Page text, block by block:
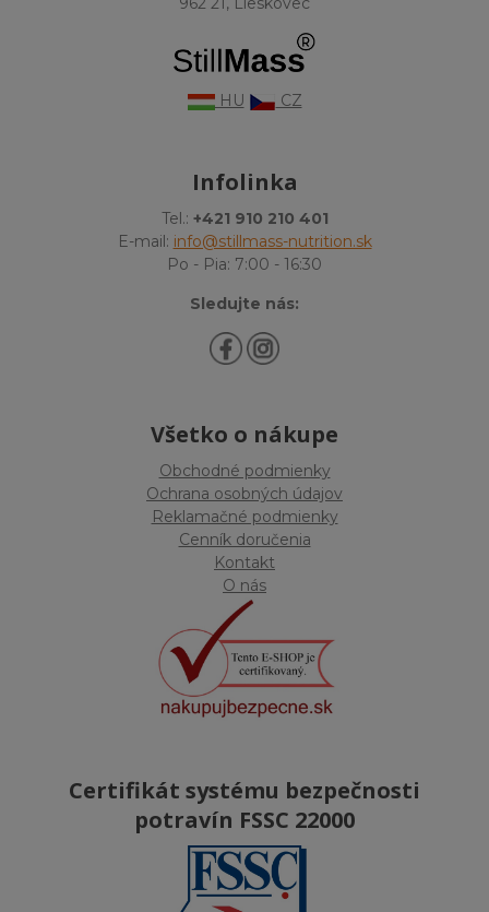
HU CZ
Infolinka
Tel.: +421 910 210 401
E-mail: info@stillmass-nutrition.sk
Po - Pia: 7:00 - 16:30
Sledujte nás:
Všetko o nákupe
Obchodné podmienky
Ochrana osobných údajov
Reklamačné podmienky
Cenník doručenia
Kontakt
O nás
Certifikát systému bezpečnosti
potravín FSSC 22000